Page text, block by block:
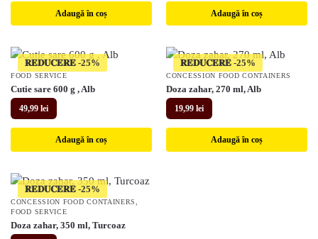
Adaugă în coș Adaugă în coș
𝐑𝐄𝐃𝐔𝐂𝐄𝐑𝐄
FOOD SERVICE
Cutie sare 600 g , Alb
49,99 lei
Adaugă în coș
𝐑𝐄𝐃𝐔𝐂𝐄𝐑𝐄
CONCESSION FOOD CONTAINERS
Doza zahar, 270 ml, Alb
19,99 lei
Adaugă în coș
𝐑𝐄𝐃𝐔𝐂𝐄𝐑𝐄
CONCESSION FOOD CONTAINERS
FOOD SERVICE
Doza zahar, 350 ml, Turcoaz